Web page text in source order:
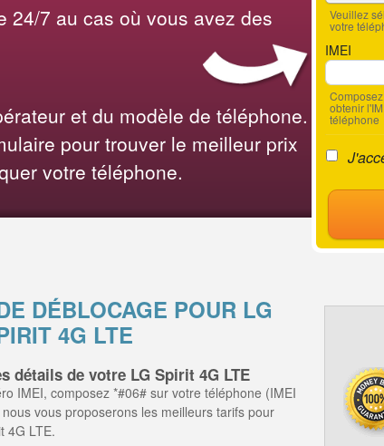
Veuillez
votre
IMEI
obtenir
téléphone
24/7 au cas où vous avez des
et du modèle de téléphone.
pour trouver le meilleur prix
votre téléphone.
DÉBLOCAGE POUR LG
4G LTE
détails de votre LG Spirit 4G LTE
IMEI, composez *#06# sur votre téléphone (IMEI
vous proposerons les meilleurs tarifs pour
4G LTE.